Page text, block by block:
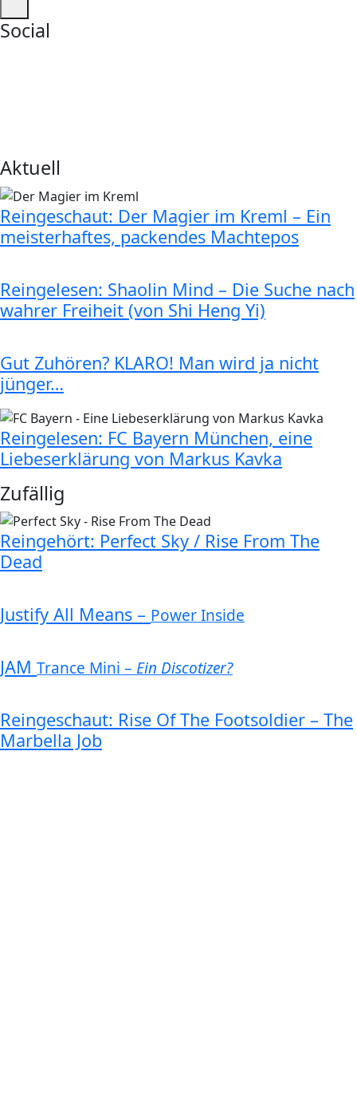
Social
Aktuell
Reingeschaut: Der Magier im Kreml – Ein
meisterhaftes, packendes Machtepos
Reingelesen: Shaolin Mind – Die Suche nach
wahrer Freiheit (von Shi Heng Yi)
Gut Zuhören? KLARO! Man wird ja nicht
jünger…
Reingelesen: FC Bayern München, eine
Liebeserklärung von Markus Kavka
Zufällig
Reingehört: Perfect Sky / Rise From The
Dead
Justify All Means – Power Inside
JAM Trance Mini – Ein Discotizer?
Reingeschaut: Rise Of The Footsoldier – The
Marbella Job